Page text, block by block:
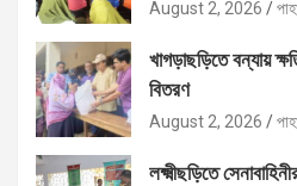
August 2, 2026
খাগড়াছড়িতে বন্যায়
বিতরণ
August 2, 2026
লক্ষ্মীছড়িতে